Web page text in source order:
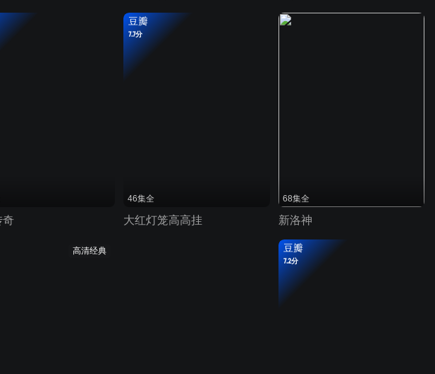
奇
豆瓣
7.7分
46集全
大红灯笼高高挂
68集全
新洛神
高清经典 豆瓣
7.2分